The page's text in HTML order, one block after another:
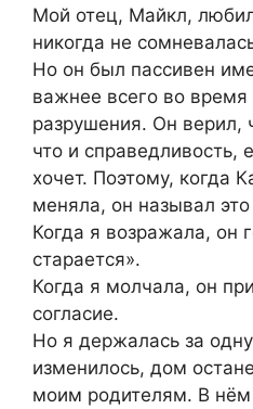
Мой отец, Майкл,
никогда не
Но он был пассивен
важнее всего во
разрушения. Он верил,
что и справедливость,
хочет. Поэтому, когда
меняла, он называл
Когда я возражала, он
старается».
Когда я молчала, он
согласие.
Но я держалась за
изменилось, дом
моим родителям. В